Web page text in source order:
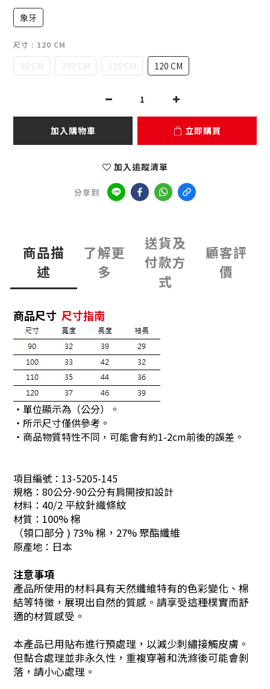
象牙
尺寸 : 120 CM
90 CM 100 CM 110 CM 120 CM
加入購物車 立即購買
加入追蹤清單
分享到
商品描
述
了解更
多
送貨及
付款方
式
顧客評
價
商品尺寸 尺寸指南
・單位顯示為（公分）。
・所示尺寸僅供參考。
・商品物質特性不同，可能會有約1-2cm前後的誤差。
項目編號： 13-5205-145
規格： 80公分-90公分有肩開按扣設計
材料： 40/2 平紋針織條紋
材質： 100% 棉
（領口部分 ) 73% 棉，27% 聚酯纖維
原產地： 日本
注意事項
產品所使用的材料具有天然纖維特有的色彩變化、棉
結等特徵，展現出自然的質感。請享受這種樸實而舒
適的材質感受。
本產品已用貼布進行預處理，以減少刺繡接觸皮膚。
但黏合處理並非永久性，重複穿著和洗滌後可能會剝
落，請小心處理。